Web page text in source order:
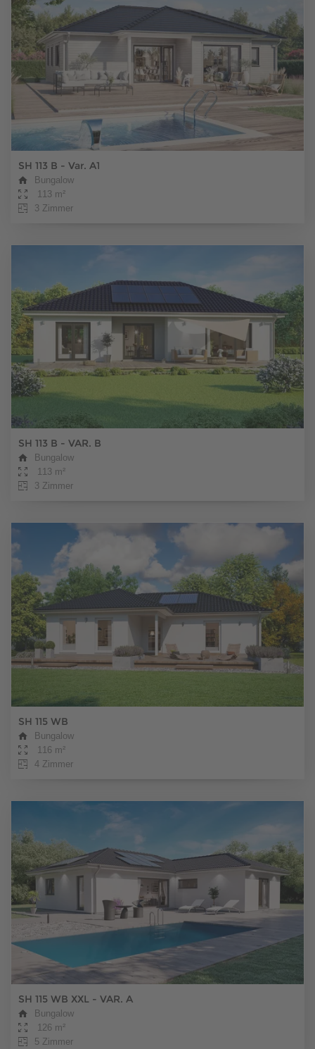
SH 113 B - Var. A1
Bungalow
113 m²
3 Zimmer
SH 113 B - VAR. B
Bungalow
113 m²
3 Zimmer
SH 115 WB
Bungalow
116 m²
4 Zimmer
SH 115 WB XXL - VAR. A
Bungalow
126 m²
5 Zimmer